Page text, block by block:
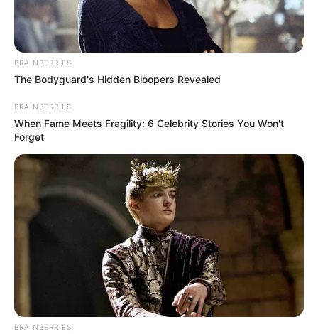
BRAINBERRIES
The Bodyguard's Hidden Bloopers Revealed
BRAINBERRIES
When Fame Meets Fragility: 6 Celebrity Stories You Won't
Forget
BRAINBERRIES